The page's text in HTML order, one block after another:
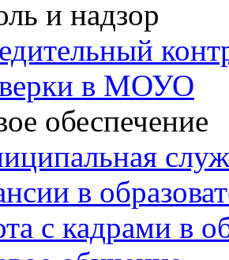
и надзор
в МОУО
обеспечение
в
с кадрами в